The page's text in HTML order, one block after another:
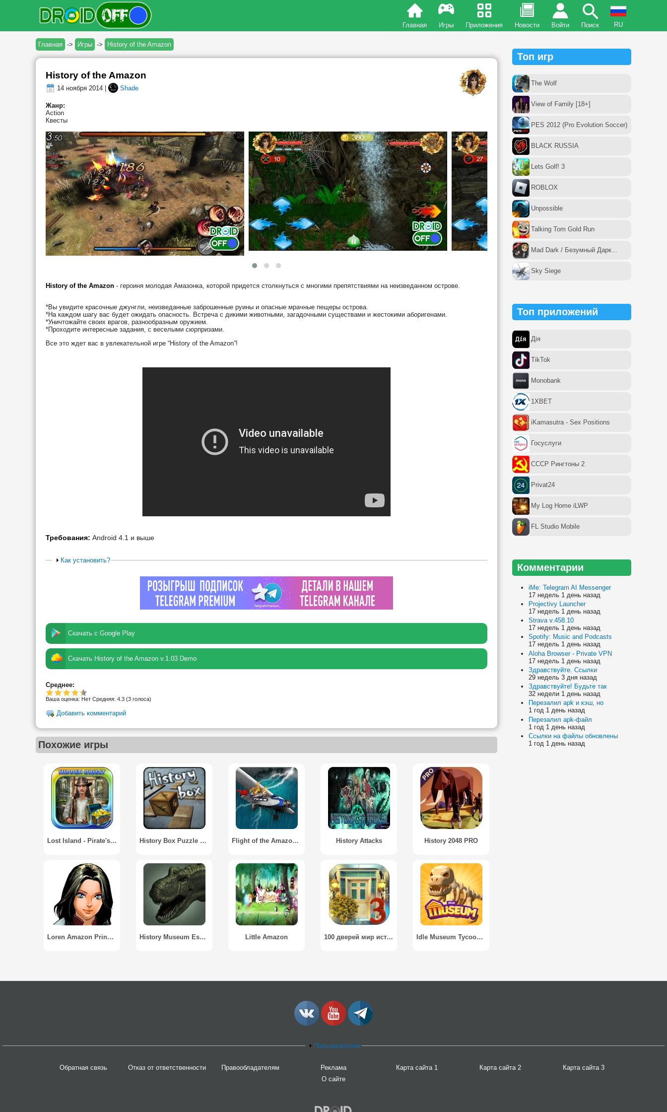
Главная Игры Приложения Новости Войти Поиск RU
Главная -> Игры -> History of the Amazon
History of the Amazon
14 ноября 2014 | Shade
Жанр:
Action
Квесты
History of the Amazon - героиня молодая Амазонка, которой придется столкнуться с многими препятствиями на неизведанном острове.
*Вы увидите красочные джунгли, неизведанные заброшенные руины и опасные мрачные пещеры острова.
*На каждом шагу вас будет ожидать опасность. Встреча с дикими животными, загадочными существами и жестокими аборигенами.
*Уничтожайте своих врагов, разнообразным оружием.
*Проходите интересные задания, с веселыми сюрпризами.
Все это ждет вас в увлекательной игре “History of the Amazon”!
Требования: Android 4.1 и выше
Как установить?
Скачать с Google Play
Скачать History of the Amazon v.1.03 Demo
Среднее:
Ваша оценка: Нет Средняя: 4.3 (3 голоса)
Добавить комментарий
Похожие игры
Lost Island - Pirate's History History Box Puzzle 2015 Flight of the Amazon Queen History Attacks History 2048 PRO
Loren Amazon Princess Complete History Museum Escape Little Amazon 100 дверей мир истории 3 / 100 doors World Of History 3 Idle Museum Tycoon: Empire of Art & History
Топ игр
The Wolf
View of Family [18+]
PES 2012 (Pro Evolution Soccer)
BLACK RUSSIA
Lets Golf! 3
ROBLOX
Unpossible
Talking Tom Gold Run
Mad Dark / Безумный Дарк...
Sky Siege
Топ приложений
Дія
TikTok
Monobank
1XBET
iKamasutra - Sex Positions
Госуслуги
СССР Рингтоны 2
Privat24
My Log Home iLWP
FL Studio Mobile
Комментарии
iMe: Telegram AI Messenger
17 недель 1 день назад
Projectivy Launcher
17 недель 1 день назад
Strava v.458.10
17 недель 1 день назад
Spotify: Music and Podcasts
17 недель 1 день назад
Aloha Browser - Private VPN
17 недель 1 день назад
Здравствуйте. Ссылки
29 недель 3 дня назад
Здравствуйте! Будьте так
32 недели 1 день назад
Перезалил apk и кэш, но
1 год 1 день назад
Перезалил apk-файл
1 год 1 день назад
Ссылки на файлы обновлены
1 год 1 день назад
Пользователям
Обратная связь Отказ от ответственности Правообладателям Реклама Карта сайта 1 Карта сайта 2
Карта сайта 3
О сайте